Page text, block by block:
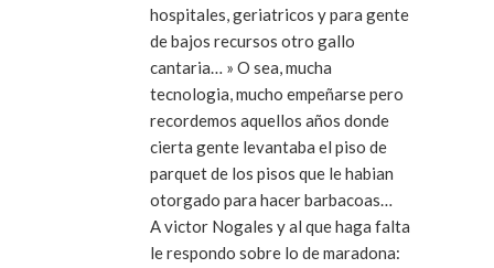
hospitales, geriatricos y para gente
de bajos recursos otro gallo
cantaria… » O sea, mucha
tecnologia, mucho empeñarse pero
recordemos aquellos años donde
cierta gente levantaba el piso de
parquet de los pisos que le habian
otorgado para hacer barbacoas…
A victor Nogales y al que haga falta
le respondo sobre lo de maradona: